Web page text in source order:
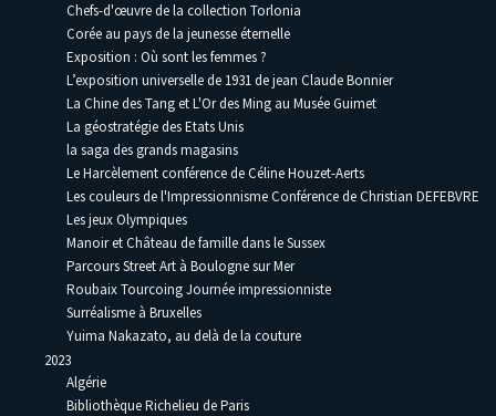
Chefs-d'œuvre de la collection Torlonia
Corée au pays de la jeunesse éternelle
Exposition : Où sont les femmes ?
L’exposition universelle de 1931 de jean Claude Bonnier
La Chine des Tang et L'Or des Ming au Musée Guimet
La géostratégie des Etats Unis
la saga des grands magasins
Le Harcèlement conférence de Céline Houzet-Aerts
Les couleurs de l'Impressionnisme Conférence de Christian DEFEBVRE
Les jeux Olympiques
Manoir et Château de famille dans le Sussex
Parcours Street Art à Boulogne sur Mer
Roubaix Tourcoing Journée impressionniste
Surréalisme à Bruxelles
Yuima Nakazato, au delà de la couture
2023
Algérie
Bibliothèque Richelieu de Paris